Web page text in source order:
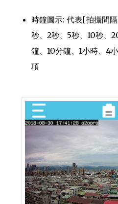
時鐘圖示: 代表[拍攝間隔
秒、2秒、5秒、10秒、
鐘、10分鐘、1小時、4
項